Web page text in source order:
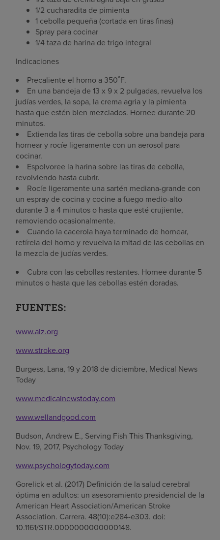
1/2 cucharadita de pimienta
1 cebolla pequeña (cortada en tiras finas)
Spray para cocinar
1/4 taza de harina de trigo integral
Indicaciones
Precaliente el horno a 350˚F.
En una bandeja de 13 x 9 x 2 pulgadas, revuelva los
judías verdes, la sopa, la crema agria y la pimienta
hasta que estén bien mezclados. Hornee durante 20
minutos.
Extienda las tiras de cebolla sobre una bandeja para
hornear y rocíe ligeramente con un aerosol para
cocinar.
Espolvoree la harina sobre las tiras de cebolla,
revolviendo hasta cubrir.
Rocíe ligeramente una sartén mediana-grande con
un espray de cocina y cocine a fuego medio-alto
durante 3 a 4 minutos o hasta que esté crujiente,
removiendo ocasionalmente.
Cuando la cacerola haya terminado de hornear,
retírela del horno y revuelva la mitad de las cebollas en
la mezcla de judías verdes.
Cubra con las cebollas restantes. Hornee durante 5
minutos o hasta que las cebollas estén doradas.
FUENTES:
www.alz.org
www.stroke.org
Burgess, Lana, 19 y 2018 de diciembre, Medical News
Today
www.medicalnewstoday.com
www.wellandgood.com
Budson, Andrew E., Serving Fish This Thanksgiving,
Nov. 19, 2017, Psychology Today
www.psychologytoday.com
Gorelick et al. (2017) Definición de la salud cerebral
óptima en adultos: un asesoramiento presidencial de la
American Heart Association/American Stroke
Association. Carrera. 48(10):e284-e303. doi:
10.1161/STR.0000000000000148.